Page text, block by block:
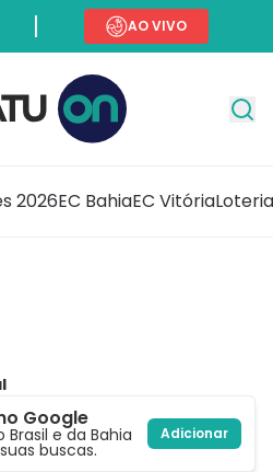
AO VIVO
2026EC BahiaEC Vitória
Google
e da Bahia
buscas.
Adicionar